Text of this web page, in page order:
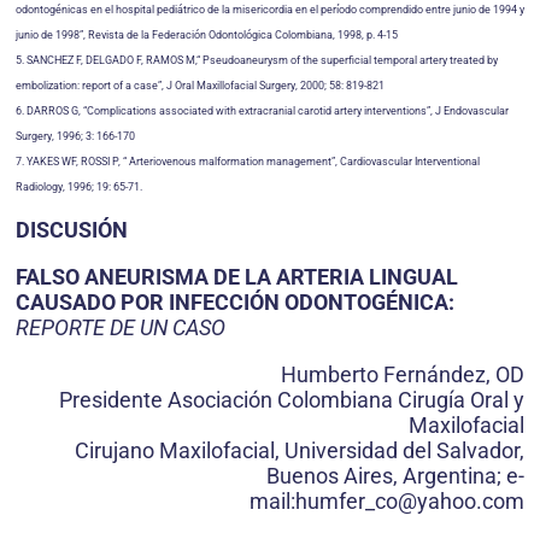
odontogénicas en el hospital pediátrico de la misericordia en el período comprendido entre junio de 1994 y
junio de 1998”, Revista de la Federación Odontológica Colombiana, 1998, p. 4-15
5. SANCHEZ F, DELGADO F, RAMOS M,“ Pseudoaneurysm of the superficial temporal artery treated by
embolization: report of a case”, J Oral Maxillofacial Surgery, 2000; 58: 819-821
6. DARROS G, “Complications associated with extracranial carotid artery interventions”, J Endovascular
Surgery, 1996; 3: 166-170
7. YAKES WF, ROSSI P, “ Arteriovenous malformation management”, Cardiovascular Interventional
Radiology, 1996; 19: 65-71.
DISCUSIÓN
FALSO ANEURISMA DE LA ARTERIA LINGUAL
CAUSADO POR INFECCIÓN ODONTOGÉNICA:
REPORTE DE UN CASO
Humberto Fernández, OD
Presidente Asociación Colombiana Cirugía Oral y
Maxilofacial
Cirujano Maxilofacial, Universidad del Salvador,
Buenos Aires, Argentina; e-
mail:humfer_co@yahoo.com